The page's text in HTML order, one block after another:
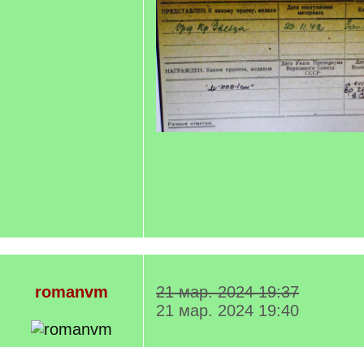
romanvm
21 мар. 2024 19:37
21 мар. 2024 19:40